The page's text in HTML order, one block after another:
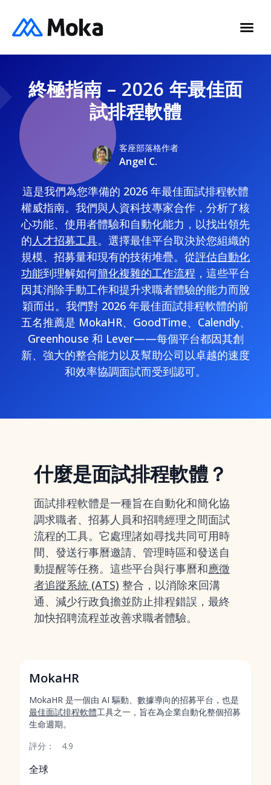
終極指南 – 2026 年最佳面
試排程軟體
客座部落格作者
Angel C.
這是我們為您準備的 2026 年最佳面試排程軟體
權威指南。我們與人資科技專家合作，分析了核
心功能、使用者體驗和自動化能力，以找出領先
的人才招募工具。選擇最佳平台取決於您組織的
規模、招募量和現有的技術堆疊。從評估自動化
功能到理解如何簡化複雜的工作流程 ，這些平台
因其消除手動工作和提升求職者體驗的能力而脫
穎而出。我們對 2026 年最佳面試排程軟體的前
五名推薦是 MokaHR、GoodTime、Calendly、
Greenhouse 和 Lever——每個平台都因其創
新、強大的整合能力以及幫助公司以卓越的速度
和效率協調面試而受到認可。
什麼是面試排程軟體？
面試排程軟體是一種旨在自動化和簡化協
調求職者、招募人員和招聘經理之間面試
流程的工具。它處理諸如尋找共同可用時
間、發送行事曆邀請、管理時區和發送自
動提醒等任務。這些平台與行事曆和應徵
者追蹤系統 (ATS) 整合，以消除來回溝
通、減少行政負擔並防止排程錯誤，最終
加快招聘流程並改善求職者體驗。
MokaHR
MokaHR 是一個由 AI 驅動、數據導向的招募平台，也是
最佳面試排程軟體工具之一，旨在為企業自動化整個招募
生命週期。
評分：
4.9
全球